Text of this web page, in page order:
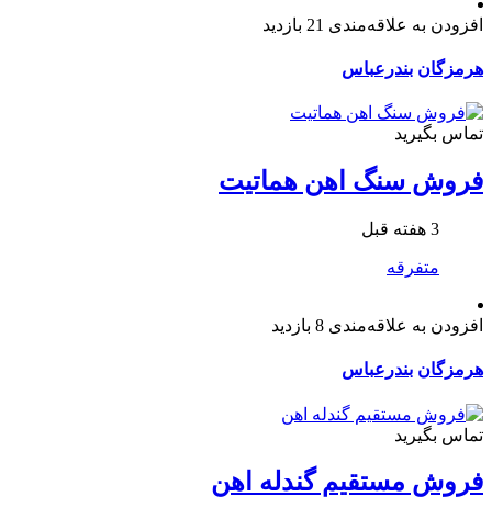
افزودن به علاقه‌مندی 21 بازدید
هرمزگان بندرعباس
تماس بگیرید
فروش سنگ اهن هماتیت
3 هفته قبل
متفرقه
افزودن به علاقه‌مندی 8 بازدید
هرمزگان بندرعباس
تماس بگیرید
فروش مستقیم گندله اهن